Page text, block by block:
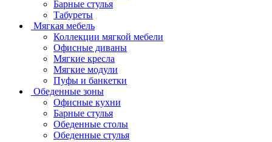
Барные стулья
Табуреты
Мягкая мебель
Коллекции мягкой мебели
Офисные диваны
Мягкие кресла
Мягкие модули
Пуфы и банкетки
Обеденные зоны
Офисные кухни
Барные стулья
Обеденные столы
Обеденные стулья